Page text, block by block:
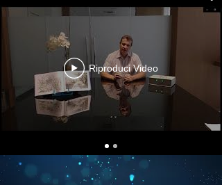
Riproduci Video